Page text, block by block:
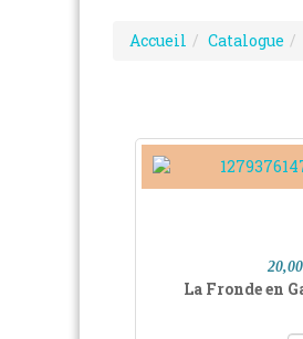
Accueil Catalogue
La Fronde en